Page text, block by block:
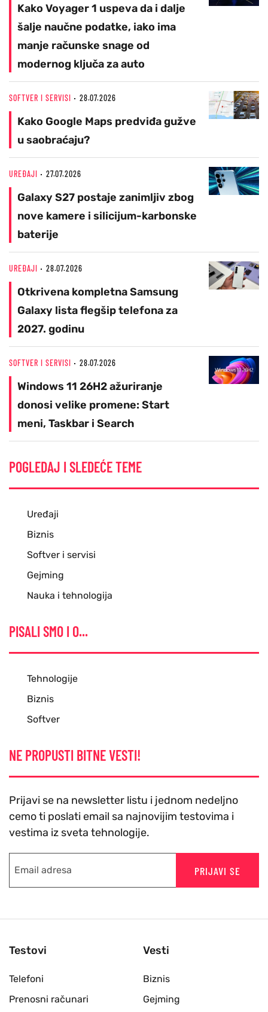
Kako Voyager 1 uspeva da i dalje
šalje naučne podatke, iako ima
manje računske snage od
modernog ključa za auto
SOFTVER I SERVISI 28.07.2026
Kako Google Maps predviđa gužve
u saobraćaju?
UREĐAJI 27.07.2026
Galaxy S27 postaje zanimljiv zbog
nove kamere i silicijum-karbonske
baterije
UREĐAJI 28.07.2026
Otkrivena kompletna Samsung
Galaxy lista flegšip telefona za
2027. godinu
SOFTVER I SERVISI 28.07.2026
Windows 11 26H2 ažuriranje
donosi velike promene: Start
meni, Taskbar i Search
POGLEDAJ I SLEDEĆE TEME
Uređaji
Biznis
Softver i servisi
Gejming
Nauka i tehnologija
PISALI SMO I O...
Tehnologije
Biznis
Softver
NE PROPUSTI BITNE VESTI!
Prijavi se na newsletter listu i jednom nedeljno
cemo ti poslati email sa najnovijim testovima i
vestima iz sveta tehnologije.
PRIJAVI SE
Testovi
Telefoni
Prenosni računari
Vesti
Biznis
Gejming